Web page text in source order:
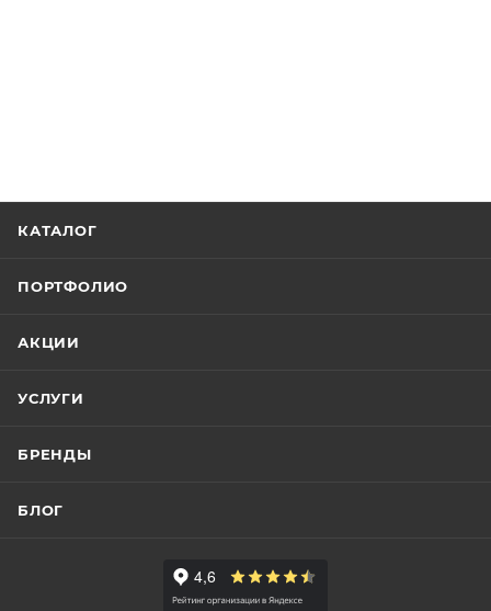
КАТАЛОГ
ПОРТФОЛИО
АКЦИИ
УСЛУГИ
БРЕНДЫ
БЛОГ